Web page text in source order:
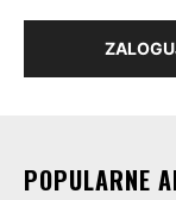
POPULARNE